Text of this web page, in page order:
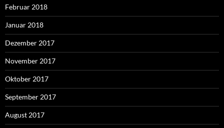
Februar 2018
Januar 2018
Dezember 2017
November 2017
Oktober 2017
September 2017
August 2017